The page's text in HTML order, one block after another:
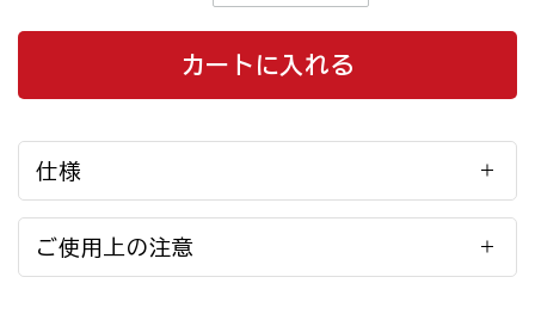
カートに入れる
仕様
ご使用上の注意